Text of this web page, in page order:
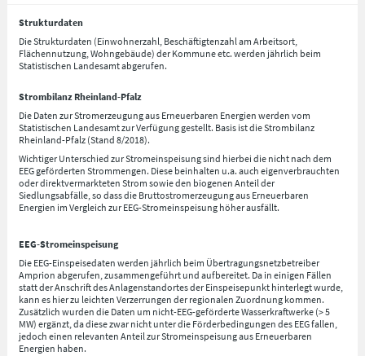
Strukturdaten
Die Strukturdaten (Einwohnerzahl, Beschäftigtenzahl am Arbeitsort,
Flächennutzung, Wohngebäude) der Kommune etc. werden jährlich beim
Statistischen Landesamt abgerufen.
Strombilanz Rheinland-Pfalz
Die Daten zur Stromerzeugung aus Erneuerbaren Energien werden vom
Statistischen Landesamt zur Verfügung gestellt. Basis ist die Strombilanz
Rheinland-Pfalz (Stand 8/2018).
Wichtiger Unterschied zur Stromeinspeisung sind hierbei die nicht nach dem
EEG geförderten Strommengen. Diese beinhalten u.a. auch eigenverbrauchten
oder direktvermarkteten Strom sowie den biogenen Anteil der
Siedlungsabfälle, so dass die Bruttostromerzeugung aus Erneuerbaren
Energien im Vergleich zur EEG-Stromeinspeisung höher ausfällt.
EEG-Stromeinspeisung
Die EEG-Einspeisedaten werden jährlich beim Übertragungsnetzbetreiber
Amprion abgerufen, zusammengeführt und aufbereitet. Da in einigen Fällen
statt der Anschrift des Anlagenstandortes der Einspeisepunkt hinterlegt wurde,
kann es hier zu leichten Verzerrungen der regionalen Zuordnung kommen.
Zusätzlich wurden die Daten um nicht-EEG-geförderte Wasserkraftwerke (> 5
MW) ergänzt, da diese zwar nicht unter die Förderbedingungen des EEG fallen,
jedoch einen relevanten Anteil zur Stromeinspeisung aus Erneuerbaren
Energien haben.